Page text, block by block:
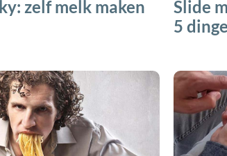
zelf melk maken
Slide
5